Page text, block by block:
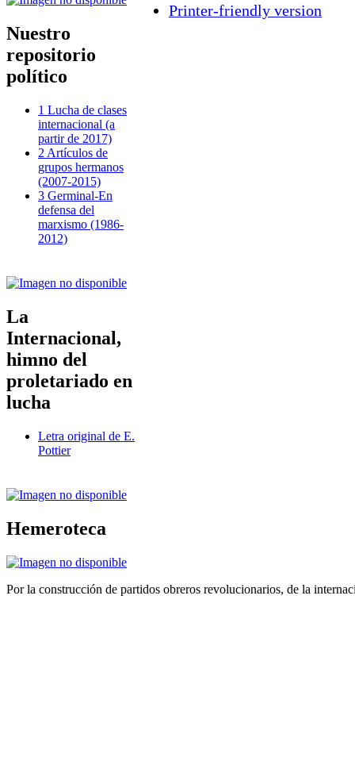
Nuestro
repositorio
político
1 Lucha de clases
internacional (a
partir de 2017)
2 Artículos de
grupos hermanos
(2007-2015)
3 Germinal-En
defensa del
marxismo (1986-
2012)
La
Internacional,
himno del
proletariado en
lucha
Letra original de E.
Pottier
Hemeroteca
Printer-friendly version
Por la construcción de partidos obreros revolucionarios, de la